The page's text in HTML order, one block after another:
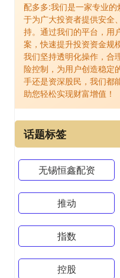
配多多:我们是一家专业
于为广大投资者提供安全
持。通过我们的平台，用
案，快速提升投资资金规
我们坚持透明化操作，合
险控制，为用户创造稳定
手还是资深股民，我们都
助您轻松实现财富增值！
话题标签
无锡恒鑫配资
推动
指数
控股